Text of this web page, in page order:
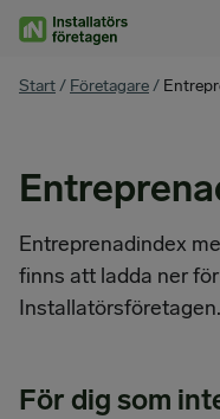
You
Start/ Företagare/
Entreprenadindex
finns att ladda ner
Installatörsföretagen.
För dig som